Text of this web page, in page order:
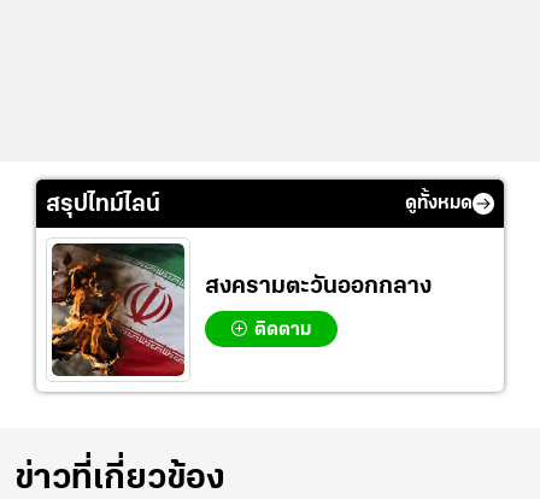
สรุปไทม์ไลน์ ดูทั้งหมด
สงครามตะวันออกกลาง
ติดตาม
ข่าวที่เกี่ยวข้อง